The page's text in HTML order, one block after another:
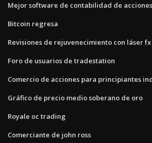
Mejor software de contabilidad de acciones
Bitcoin regresa
Revisiones de rejuvenecimiento con láser
Foro de usuarios de tradestation
Comercio de acciones para principiantes
Gráfico de precio medio soberano de oro
Royale oc trading
Comerciante de john ross